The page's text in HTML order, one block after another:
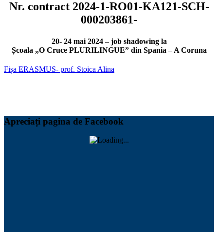
Nr. contract 2024-1-RO01-KA121-SCH-
000203861-
20- 24 mai 2024 – job shadowing la
Școala „O Cruce PLURILINGUE” din Spania – A Coruna
Fișa ERASMUS- prof. Stoica Alina
Apreciați pagina de Facebook